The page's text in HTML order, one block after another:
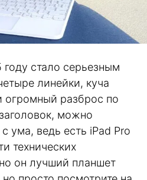
году стало серьезным
линейки, куча
огромный разброс по
можно
ума, ведь есть iPad Pro
технических
он лучший планшет